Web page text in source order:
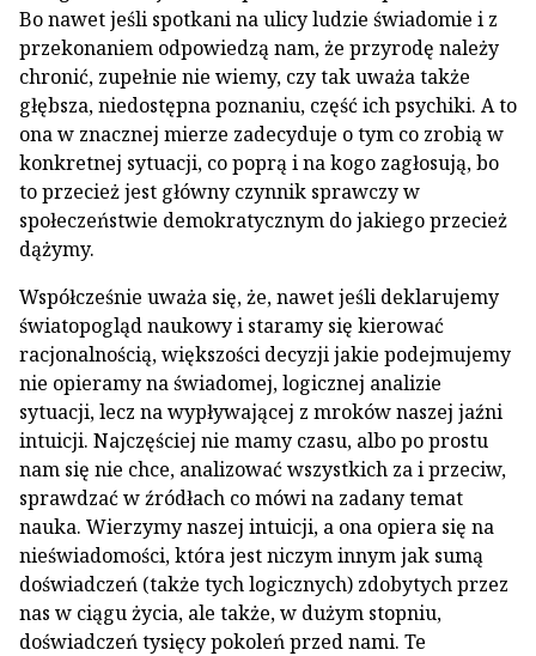
Bo nawet jeśli spotkani na ulicy ludzie świadomie i z
przekonaniem odpowiedzą nam, że przyrodę należy
chronić, zupełnie nie wiemy, czy tak uważa także
głębsza, niedostępna poznaniu, część ich psychiki. A to
ona w znacznej mierze zadecyduje o tym co zrobią w
konkretnej sytuacji, co poprą i na kogo zagłosują, bo
to przecież jest główny czynnik sprawczy w
społeczeństwie demokratycznym do jakiego przecież
dążymy.
Współcześnie uważa się, że, nawet jeśli deklarujemy
światopogląd naukowy i staramy się kierować
racjonalnością, większości decyzji jakie podejmujemy
nie opieramy na świadomej, logicznej analizie
sytuacji, lecz na wypływającej z mroków naszej jaźni
intuicji. Najczęściej nie mamy czasu, albo po prostu
nam się nie chce, analizować wszystkich za i przeciw,
sprawdzać w źródłach co mówi na zadany temat
nauka. Wierzymy naszej intuicji, a ona opiera się na
nieświadomości, która jest niczym innym jak sumą
doświadczeń (także tych logicznych) zdobytych przez
nas w ciągu życia, ale także, w dużym stopniu,
doświadczeń tysięcy pokoleń przed nami. Te